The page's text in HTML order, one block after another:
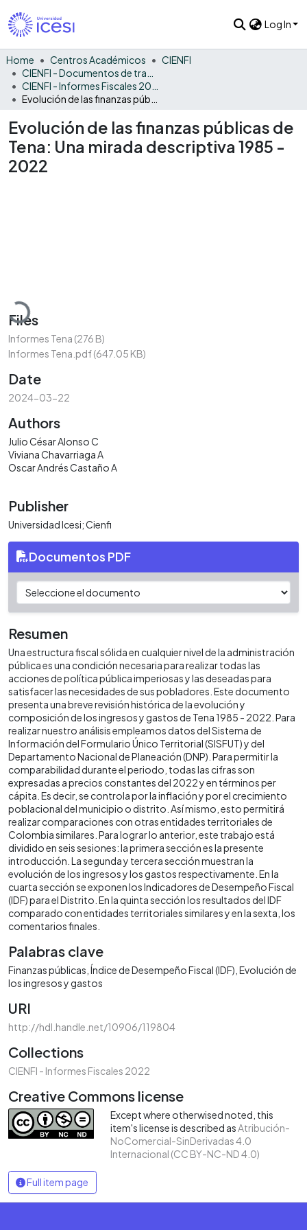
Log In
Home Centros Académicos
CIENFI
Evolución de las finanzas públicas de
Tena: Una mirada descriptiva 1985 -
2022
Files
Informes Tena (276 B)
Informes Tena.pdf(647.05 KB)
Date
2024-03-22
Authors
Julio César Alonso C
Viviana Chavarriaga A
Oscar Andrés Castaño A
Publisher
Universidad Icesi; Cienfi
Documentos PDF
Resumen
Una estructura fiscal sólida en cualquier nivel de la administración
pública es una condición necesaria para realizar todas las
acciones de política pública imperiosas y las deseadas para
satisfacer las necesidades de sus pobladores. Este documento
presenta una breve revisión histórica de la evolución y
composición de los ingresos y gastos de Tena 1985 - 2022. Para
realizar nuestro análisis empleamos datos del Sistema de
Información del Formulario Único Territorial (SISFUT) y del
Departamento Nacional de Planeación (DNP). Para permitir la
comparabilidad durante el periodo, todas las cifras son
expresadas a precios constantes del 2022 y en términos per
cápita. Es decir, se controla por la inflación y por el crecimiento
poblacional del municipio o distrito. Así mismo, esto permitirá
realizar comparaciones con otras entidades territoriales de
Colombia similares. Para lograr lo anterior, este trabajo está
dividido en seis sesiones: la primera sección es la presente
introducción. La segunda y tercera sección muestran la
evolución de los ingresos y los gastos respectivamente. En la
cuarta sección se exponen los Indicadores de Desempeño Fiscal
(IDF) para el Distrito. En la quinta sección los resultados del IDF
comparado con entidades territoriales similares y en la sexta, los
comentarios finales.
Palabras clave
Finanzas públicas Índice de Desempeño Fiscal (IDF) Evolución de
los ingresos y gastos
URI
http://hdl.handle.net/10906/119804
Collections
CIENFI - Informes Fiscales 2022
Creative Commons license
Except where otherwised noted, this
item's license is described asAtribución-
NoComercial-SinDerivadas 4.0
Internacional (CC BY-NC-ND 4.0)
Full item page